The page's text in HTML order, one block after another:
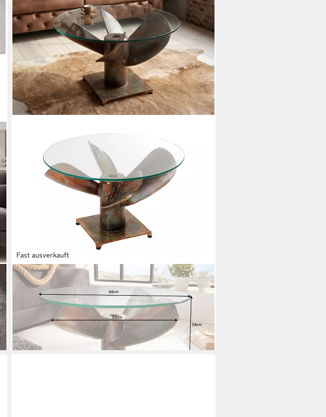
Fast ausverkauft
RIESS-AMBIENTE
Couchtisch OCEAN M Ø60cm transparent / kupfer
geflammt (Einzelartikel, 1-St), Wohnzimmer · Glasplatte ·
rund · Maritim · Schiffsschraube · Metall
189,95 €
lieferbar - in 3-4 Werktagen bei dir